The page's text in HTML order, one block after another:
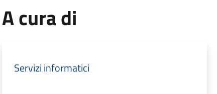
A cura di
Servizi informatici